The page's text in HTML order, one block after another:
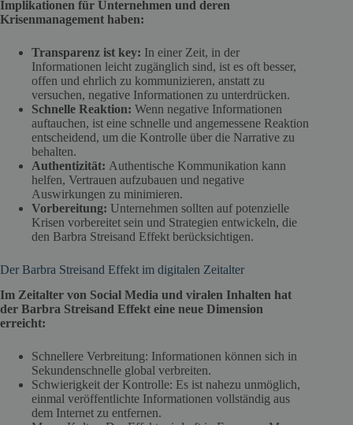
Implikationen für Unternehmen und deren
Krisenmanagement haben:
Transparenz ist key: In einer Zeit, in der
Informationen leicht zugänglich sind, ist es oft besser,
offen und ehrlich zu kommunizieren, anstatt zu
versuchen, negative Informationen zu unterdrücken.
Schnelle Reaktion: Wenn negative Informationen
auftauchen, ist eine schnelle und angemessene Reaktion
entscheidend, um die Kontrolle über die Narrative zu
behalten.
Authentizität: Authentische Kommunikation kann
helfen, Vertrauen aufzubauen und negative
Auswirkungen zu minimieren.
Vorbereitung: Unternehmen sollten auf potenzielle
Krisen vorbereitet sein und Strategien entwickeln, die
den Barbra Streisand Effekt berücksichtigen.
Der Barbra Streisand Effekt im digitalen Zeitalter
Im Zeitalter von Social Media und viralen Inhalten hat
der Barbra Streisand Effekt eine neue Dimension
erreicht:
Schnellere Verbreitung: Informationen können sich in
Sekundenschnelle global verbreiten.
Schwierigkeit der Kontrolle: Es ist nahezu unmöglich,
einmal veröffentlichte Informationen vollständig aus
dem Internet zu entfernen.